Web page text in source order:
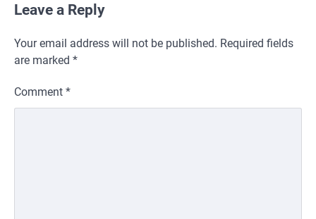
Leave a Reply
Your email address will not be published. Required fields
are marked *
Comment *